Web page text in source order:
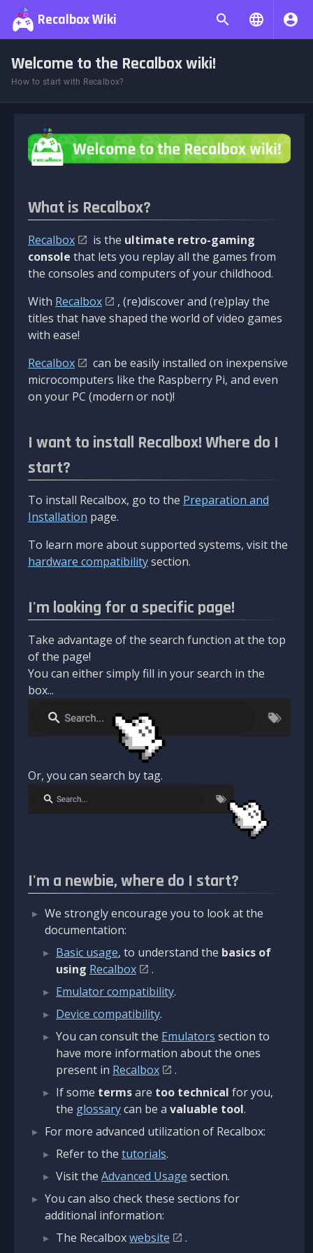
Recalbox Wiki
Welcome to the Recalbox wiki!
How to start with Recalbox?
What is Recalbox?
Recalbox is the ultimate retro-gaming
console that lets you replay all the games from
the consoles and computers of your childhood.
With Recalbox
, (re)discover and (re)play the
titles that have shaped the world of video games
with ease!
Recalbox
can be easily installed on inexpensive
microcomputers like the Raspberry Pi, and even
on your PC (modern or not)!
I want to install Recalbox! Where do I
start?
To install Recalbox, go to the Preparation and
Installation page.
To learn more about supported systems, visit the
hardware compatibilitysection.
I'm looking for a specific page!
Take advantage of the search function at the top
of the page!
You can either simply fill in your search in the
box...
Or, you can search by tag.
I'm a newbie, where do I start?
We strongly encourage you to look at the
documentation:
Basic usage, to understand the basics of
using Recalbox
.
Emulator compatibility.
Device compatibility.
You can consult the Emulators section to
have more information about the ones
present in Recalbox
.
If some termsare too technical for you,
the glossarycan be a valuable tool.
For more advanced utilization of Recalbox:
Refer to the tutorials.
Visit the Advanced Usage section.
You can also check these sections for
additional information:
The Recalboxwebsite
.